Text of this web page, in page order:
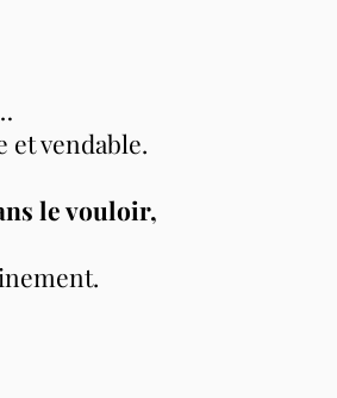
et vendable.
le vouloir,